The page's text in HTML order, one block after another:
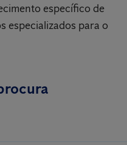
específico de
especializados para o